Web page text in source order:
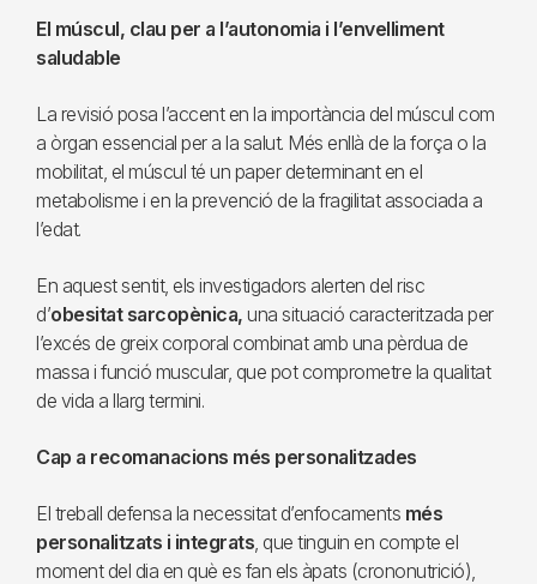
El múscul, clau per a l’autonomia i l’envelliment
saludable
La revisió posa l’accent en la importància del múscul com
a òrgan essencial per a la salut. Més enllà de la força o la
mobilitat, el múscul té un paper determinant en el
metabolisme i en la prevenció de la fragilitat associada a
l’edat.
En aquest sentit, els investigadors alerten del risc
d’obesitat sarcopènica, una situació caracteritzada per
l’excés de greix corporal combinat amb una pèrdua de
massa i funció muscular, que pot comprometre la qualitat
de vida a llarg termini.
Cap a recomanacions més personalitzades
El treball defensa la necessitat d’enfocaments més
personalitzats i integrats, que tinguin en compte el
moment del dia en què es fan els àpats (crononutrició),